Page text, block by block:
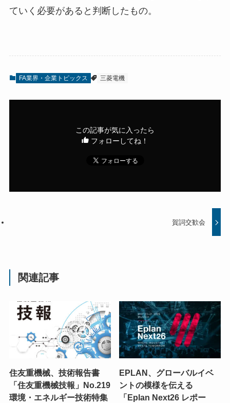
ていく必要があると判断したもの。
FA業界・企業トピックス 三菱電機
この記事が気に入ったら
フォローしてね！
賀詞交歓会
関連記事
住友重機械、技術報告書
「住友重機械技報」No.219
環境・エネルギー技術特集
EPLAN、グローバルイベ
ントの模様を伝える
「Eplan Next26 レポー